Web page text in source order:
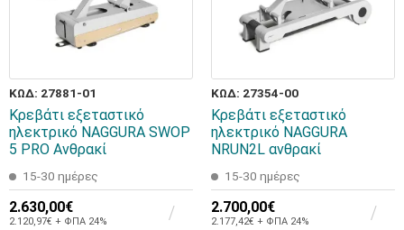
ΚΩΔ: 27881-01
Κρεβάτι εξεταστικό
ηλεκτρικό NAGGURA SWOP
5 PRO Ανθρακί
15-30 ημέρες
2.630,00€
2.120,97€ + ΦΠΑ 24%
ΚΩΔ: 27354-00
Κρεβάτι εξεταστικό
ηλεκτρικό NAGGURA
NRUN2L ανθρακί
15-30 ημέρες
2.700,00€
2.177,42€ + ΦΠΑ 24%